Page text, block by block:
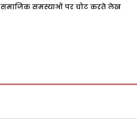
समाजिक समस्याओं पर चोट करते लेख